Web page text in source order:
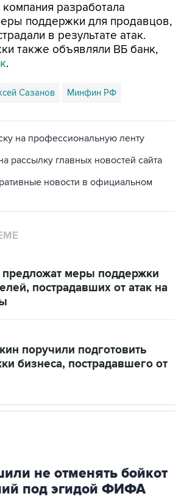
разработала
поддержки для продавцов,
в результате атак.
также объявляли ВБ банк,
.
Сазанов Минфин РФ
на профессиональную ленту
рассылку главных новостей сайта
новости в официальном
меры поддержки
пострадавших от атак на
поручили подготовить
бизнеса, пострадавшего от
не отменять бойкот
под эгидой ФИФА